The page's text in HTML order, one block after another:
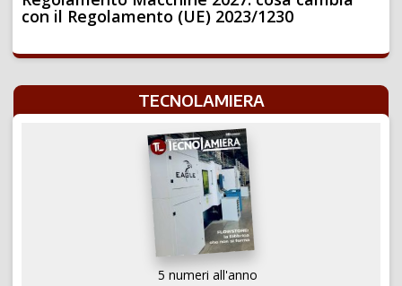
con il Regolamento (UE) 2023/1230
TECNOLAMIERA
5 numeri all'anno